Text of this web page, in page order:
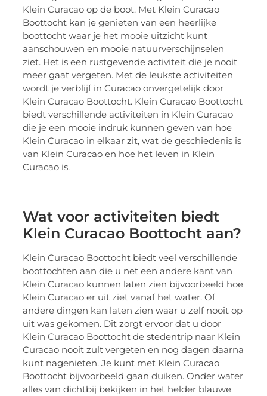
Klein Curacao op de boot. Met Klein Curacao
Boottocht kan je genieten van een heerlijke
boottocht waar je het mooie uitzicht kunt
aanschouwen en mooie natuurverschijnselen
ziet. Het is een rustgevende activiteit die je nooit
meer gaat vergeten. Met de leukste activiteiten
wordt je verblijf in Curacao onvergetelijk door
Klein Curacao Boottocht. Klein Curacao Boottocht
biedt verschillende activiteiten in Klein Curacao
die je een mooie indruk kunnen geven van hoe
Klein Curacao in elkaar zit, wat de geschiedenis is
van Klein Curacao en hoe het leven in Klein
Curacao is.
Wat voor activiteiten biedt
Klein Curacao Boottocht aan?
Klein Curacao Boottocht biedt veel verschillende
boottochten aan die u net een andere kant van
Klein Curacao kunnen laten zien bijvoorbeeld hoe
Klein Curacao er uit ziet vanaf het water. Of
andere dingen kan laten zien waar u zelf nooit op
uit was gekomen. Dit zorgt ervoor dat u door
Klein Curacao Boottocht de stedentrip naar Klein
Curacao nooit zult vergeten en nog dagen daarna
kunt nagenieten. Je kunt met Klein Curacao
Boottocht bijvoorbeeld gaan duiken. Onder water
alles van dichtbij bekijken in het helder blauwe